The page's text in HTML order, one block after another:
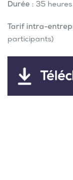
Durée : 35
Tarif intra-
participants)